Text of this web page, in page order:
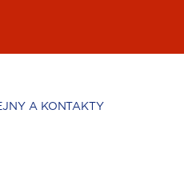
A KONTAKTY